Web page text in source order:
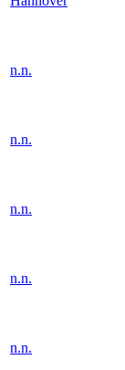
n.n.
n.n.
n.n.
n.n.
n.n.